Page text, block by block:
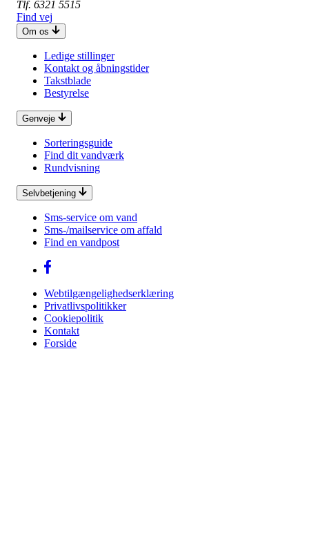
Tlf. 6321 5515
Find vej
Om os
Ledige stillinger
Kontakt og åbningstider
Takstblade
Bestyrelse
Genveje
Sorteringsguide
Find dit vandværk
Rundvisning
Selvbetjening
Sms-service om vand
Sms-/mailservice om affald
Find en vandpost
Webtilgængelighedserklæring
Privatlivspolitikker
Cookiepolitik
Kontakt
Forside